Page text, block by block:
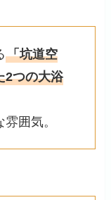
「坑道空
2つの大浴
囲気。